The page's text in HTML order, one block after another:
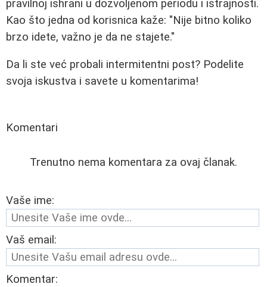
pravilnoj ishrani u dozvoljenom periodu i istrajnosti.
Kao što jedna od korisnica kaže: "Nije bitno koliko
brzo idete, važno je da ne stajete."
Da li ste već probali intermitentni post? Podelite
svoja iskustva i savete u komentarima!
Komentari
Trenutno nema komentara za ovaj članak.
Vaše ime:
Vaš email:
Komentar: